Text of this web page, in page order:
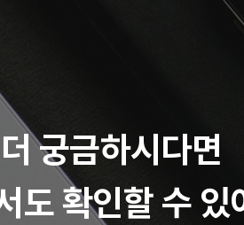
궁금하시다면
도 확인할 수 있